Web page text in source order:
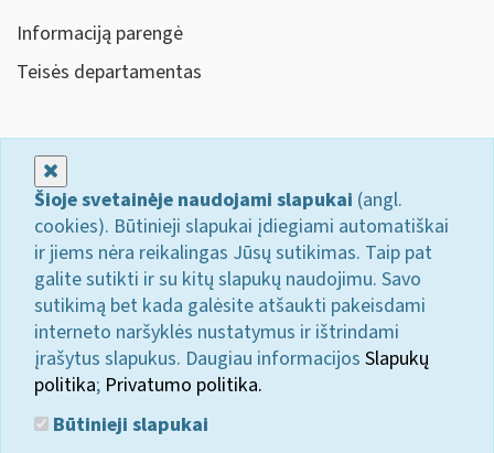
Informaciją parengė
Teisės departamentas
Šioje svetainėje naudojami slapukai (angl.
cookies). Būtinieji slapukai įdiegiami automatiškai
ir jiems nėra reikalingas Jūsų sutikimas. Taip pat
galite sutikti ir su kitų slapukų naudojimu. Savo
sutikimą bet kada galėsite atšaukti pakeisdami
interneto naršyklės nustatymus ir ištrindami
įrašytus slapukus. Daugiau informacijos Slapukų
politika; Privatumo politika.
Būtinieji slapukai